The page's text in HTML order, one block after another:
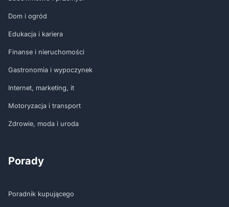
Dom i ogród
Edukacja i kariera
Finanse i nieruchomości
Gastronomia i wypoczynek
Internet, marketing, it
Motoryzacja i transport
Zdrowie, moda i uroda
Porady
Poradnik kupującego